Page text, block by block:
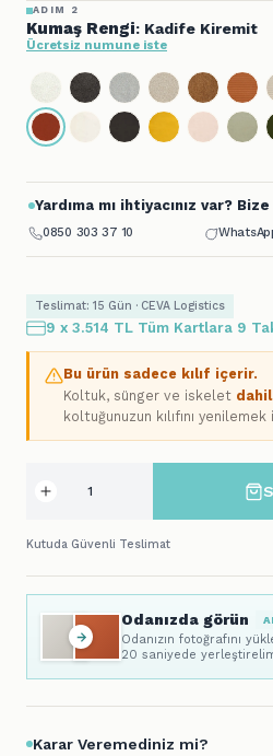
ADIM 2
Kumaş Rengi: Kadife Kiremit
Ücretsiz numune iste
Yardıma mı ihtiyacınız var? Bize
0850 303 37 10
Teslimat: 15 Gün · CEVA Logistics
9 x 3.514 TL Tüm Kartlara 9
Bu ürün sadece kılıf içerir.
Koltuk, sünger ve iskelet
koltuğunuzun kılıfını
Kutuda Güvenli Teslimat
Odanızda görün AI
Odanızın fotoğrafını
20 saniyede
Karar Veremediniz mi?